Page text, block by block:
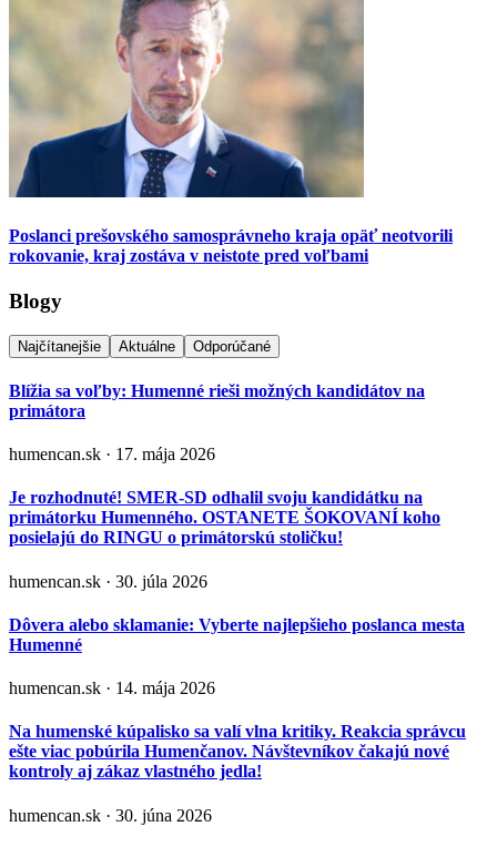
Poslanci prešovského samosprávneho kraja opäť neotvorili
rokovanie, kraj zostáva v neistote pred voľbami
Blogy
Najčítanejšie Aktuálne Odporúčané
Blížia sa voľby: Humenné rieši možných kandidátov na
primátora
humencan.sk · 17. mája 2026
Je rozhodnuté! SMER-SD odhalil svoju kandidátku na
primátorku Humenného. OSTANETE ŠOKOVANÍ koho
posielajú do RINGU o primátorskú stoličku!
humencan.sk · 30. júla 2026
Dôvera alebo sklamanie: Vyberte najlepšieho poslanca mesta
Humenné
humencan.sk · 14. mája 2026
Na humenské kúpalisko sa valí vlna kritiky. Reakcia správcu
ešte viac pobúrila Humenčanov. Návštevníkov čakajú nové
kontroly aj zákaz vlastného jedla!
humencan.sk · 30. júna 2026